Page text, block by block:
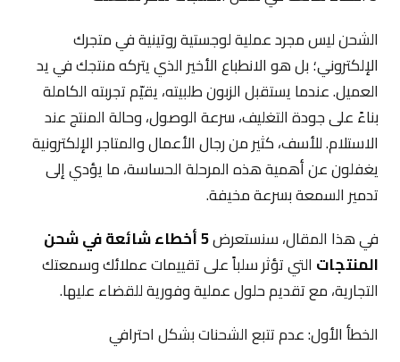
الشحن ليس مجرد عملية لوجستية روتينية في متجرك
الإلكتروني؛ بل هو الانطباع الأخير الذي يتركه منتجك في يد
العميل. عندما يستقبل الزبون طلبيته، يقيّم تجربته الكاملة
بناءً على جودة التغليف، سرعة الوصول، وحالة المنتج عند
الاستلام. للأسف، كثير من رجال الأعمال والمتاجر الإلكترونية
يغفلون عن أهمية هذه المرحلة الحساسة، ما يؤدي إلى
تدمير السمعة بسرعة مخيفة.
في هذا المقال، سنستعرض 5 أخطاء شائعة في شحن
المنتجات التي تؤثر سلباً على تقييمات عملائك وسمعتك
التجارية، مع تقديم حلول عملية وفورية للقضاء عليها.
الخطأ الأول: عدم تتبع الشحنات بشكل احترافي